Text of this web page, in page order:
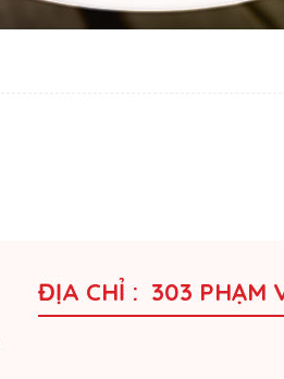
ĐỊA CHỈ : 303 PHẠM